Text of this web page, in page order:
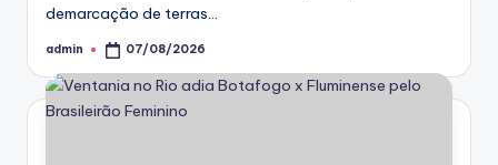
demarcação de terras…
Posted
admin 07/08/2026